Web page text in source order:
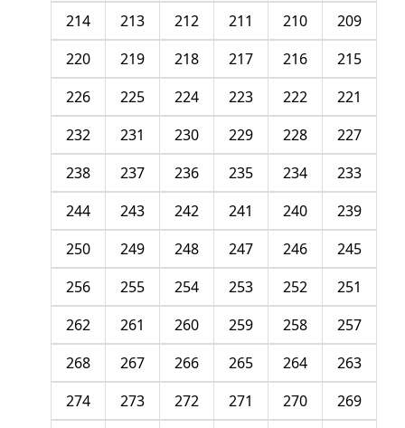
209
210
211
212
213
214
215
216
217
218
219
220
221
222
223
224
225
226
227
228
229
230
231
232
233
234
235
236
237
238
239
240
241
242
243
244
245
246
247
248
249
250
251
252
253
254
255
256
257
258
259
260
261
262
263
264
265
266
267
268
269
270
271
272
273
274